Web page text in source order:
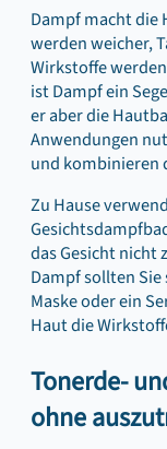
Dampf macht die
werden weicher,
Wirkstoffe
ist Dampf ein
er aber die
Anwendungen
und kombinieren
Zu Hause
das Gesicht nicht
Dampf sollten
Maske oder ein
Haut die
Tonerde-
ohne